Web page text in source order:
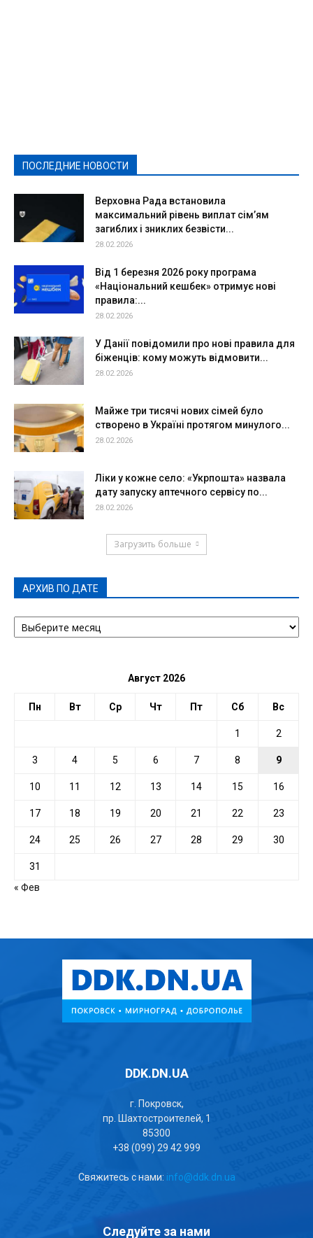
ПОСЛЕДНИЕ НОВОСТИ
Верховна Рада встановила
максимальний рівень виплат сім’ям
загиблих і зниклих безвісти...
28.02.2026
Від 1 березня 2026 року програма
«Національний кешбек» отримує нові
правила:...
28.02.2026
У Данії повідомили про нові правила для
біженців: кому можуть відмовити...
28.02.2026
Майже три тисячі нових сімей було
створено в Україні протягом минулого...
28.02.2026
Ліки у кожне село: «Укрпошта» назвала
дату запуску аптечного сервісу по...
28.02.2026
Загрузить больше
АРХИВ ПО ДАТЕ
АРХИВ
ПО
Август 2026
Пн Вт Ср Чт Пт Сб Вс
1 2
3 4 5 6 7 8 9
10 11 12 13 14 15 16
17 18 19 20 21 22 23
24 25 26 27 28 29 30
31
« Фев
DDK.DN.UA
г. Покровск,
пр. Шахтостроителей, 1
85300
+38 (099) 29 42 999
Свяжитесь с нами: info@ddk.dn.ua
Следуйте за нами